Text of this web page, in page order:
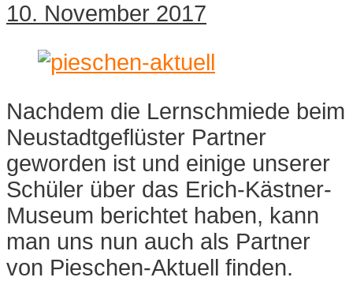
10. November 2017
Nachdem die Lernschmiede beim
Neustadtgeflüster Partner
geworden ist und einige unserer
Schüler über das Erich-Kästner-
Museum berichtet haben, kann
man uns nun auch als Partner
von Pieschen-Aktuell finden.